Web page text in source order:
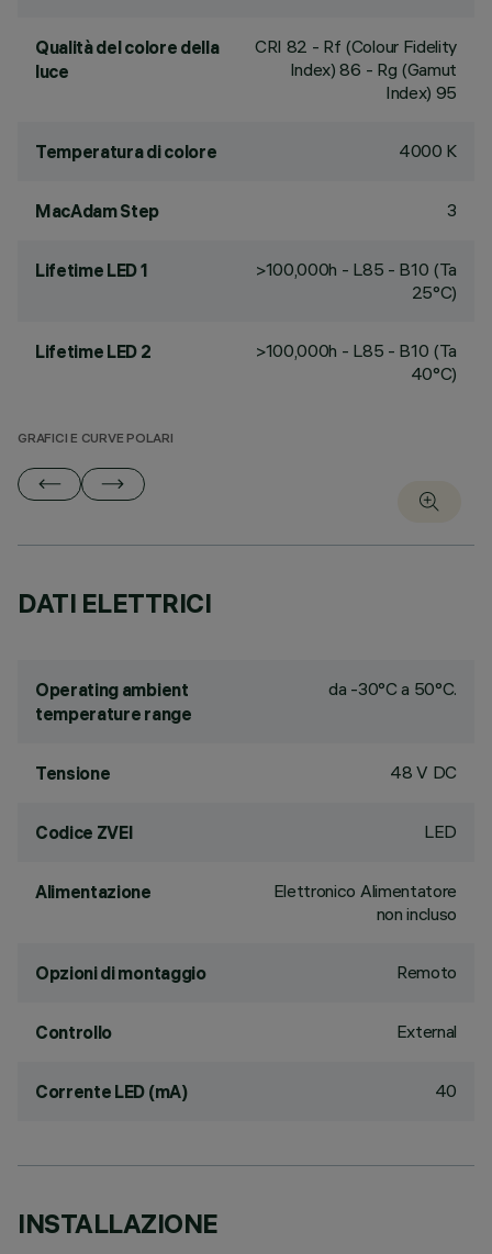
Qualità del colore della
luce
CRI 82 - Rf (Colour Fidelity
Index) 86 - Rg (Gamut
Index) 95
Temperatura di colore 4000 K
MacAdam Step 3
Lifetime LED 1
>100,000h - L85 - B10 (Ta
25°C)
Lifetime LED 2
>100,000h - L85 - B10 (Ta
40°C)
GRAFICI E CURVE POLARI
DATI ELETTRICI
Operating ambient
temperature range
da -30°C a 50°C.
Tensione 48 V DC
Codice ZVEI LED
Alimentazione
Elettronico Alimentatore
non incluso
Opzioni di montaggio Remoto
Controllo External
Corrente LED (mA) 40
INSTALLAZIONE